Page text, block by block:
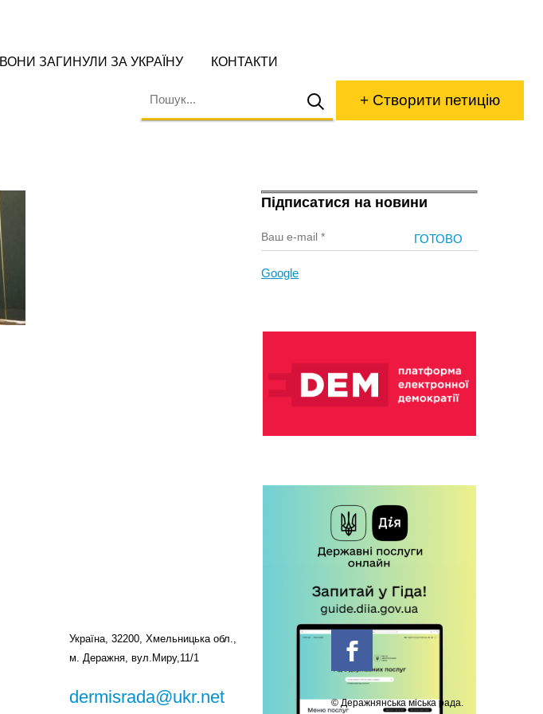
ВОНИ ЗАГИНУЛИ ЗА УКРАЇНУ КОНТАКТИ
+ Створити петицію
Підписатися на новини
Google
Україна, 32200, Хмельницька обл.,
м. Деражня, вул.Миру,11/1
dermisrada@ukr.net
© Деражнянська міська рада.